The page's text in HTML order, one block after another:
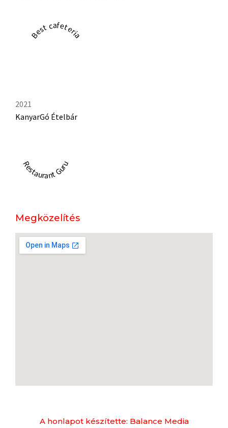
Best cafeteria
2021
KanyarGó Ételbár
Restaurant Guru
Megközelítés
A honlapot készítette: Balance Media